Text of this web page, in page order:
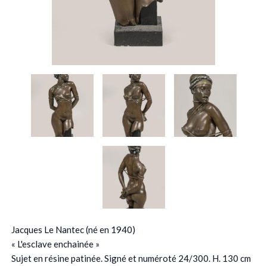
Jacques Le Nantec (né en 1940)
« L'esclave enchainée »
Sujet en résine patinée. Signé et numéroté 24/300. H. 130 cm